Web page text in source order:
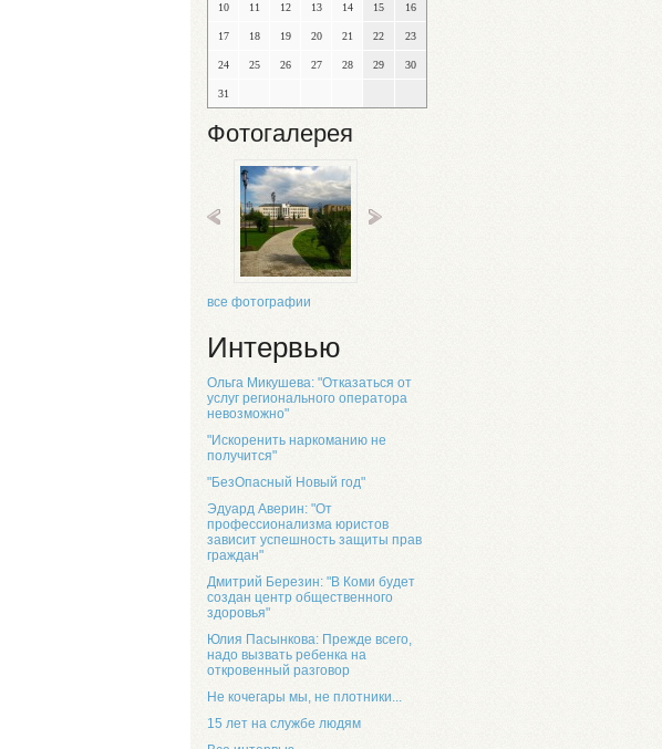
10 11 12 13 14 15 16
17 18 19 20 21 22 23
24 25 26 27 28 29 30
31
Фотогалерея
все фотографии
Интервью
Ольга Микушева: "Отказаться от
услуг регионального оператора
невозможно"
"Искоренить наркоманию не
получится"
"БезОпасный Новый год"
Эдуард Аверин: "От
профессионализма юристов
зависит успешность защиты прав
граждан"
Дмитрий Березин: "В Коми будет
создан центр общественного
здоровья"
Юлия Пасынкова: Прежде всего,
надо вызвать ребенка на
откровенный разговор
Не кочегары мы, не плотники...
15 лет на службе людям